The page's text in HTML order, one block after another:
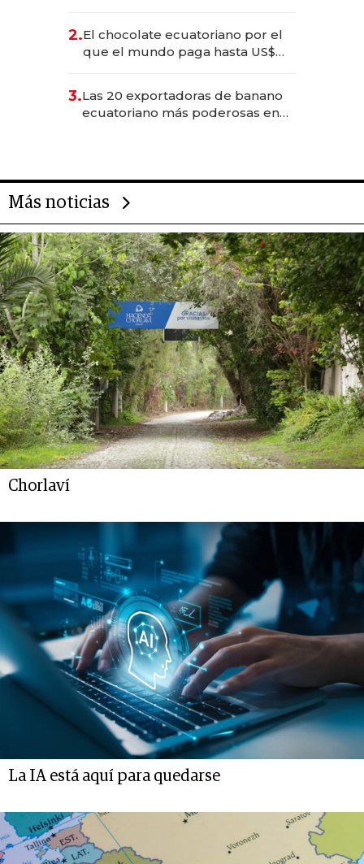
2.El chocolate ecuatoriano por el
que el mundo paga hasta US$
3.Las 20 exportadoras de banano
ecuatoriano más poderosas en
Más noticias
Chorlaví
La IA está aquí para quedarse